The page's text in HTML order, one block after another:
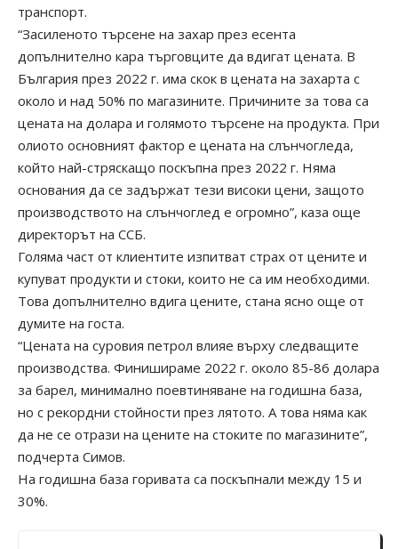
транспорт.
“Засиленото търсене на захар през есента
допълнително кара търговците да вдигат цената. В
България през 2022 г. има скок в цената на захарта с
около и над 50% по магазините. Причините за това са
цената на долара и голямото търсене на продукта. При
олиото основният фактор е цената на слънчогледа,
който най-стряскащо поскъпна през 2022 г. Няма
основания да се задържат тези високи цени, защото
производството на слънчоглед е огромно”, каза още
директорът на ССБ.
Голяма част от клиентите изпитват страх от цените и
купуват продукти и стоки, които не са им необходими.
Това допълнително вдига цените, стана ясно още от
думите на госта.
“Цената на суровия петрол влияе върху следващите
производства. Финишираме 2022 г. около 85-86 долара
за барел, минимално поевтиняване на годишна база,
но с рекордни стойности през лятото. А това няма как
да не се отрази на цените на стоките по магазините”,
подчерта Симов.
На годишна база горивата са поскъпнали между 15 и
30%.